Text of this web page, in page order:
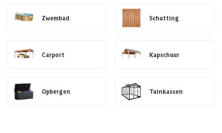
Zwembad Schutting
Carport Kapschuur
Opbergen Tuinkassen